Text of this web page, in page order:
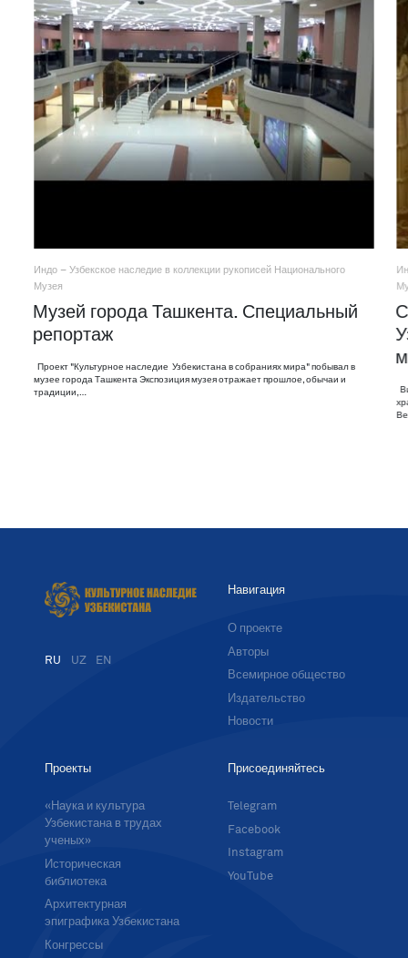
Индо – Узбекское наследие в коллекции рукописей Национального
Музея
Музей города Ташкента. Специальный
репортаж
Проект "Культурное наследие Узбекистана в собраниях мира" побывал в
музее города Ташкента Экспозиция музея отражает прошлое, обычаи и
традиции,…
RU UZ EN
Навигация
О проекте
Авторы
Всемирное общество
Издательство
Новости
Проекты
«Наука и культура
Узбекистана в трудах
ученых»
Историческая
библиотека
Архитектурная
эпиграфика Узбекистана
Конгрессы
Присоединяйтесь
Telegram
Facebook
Instagram
YouTube